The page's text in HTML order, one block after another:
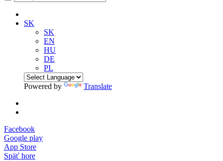
SK
SK
EN
HU
DE
PL
Powered by Translate
Facebook
Google play
App Store
Späť hore